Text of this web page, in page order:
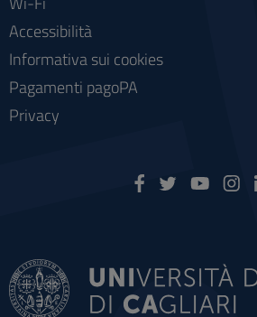
Accessibilità
Informativa sui cookies
Pagamenti pagoPA
Privacy